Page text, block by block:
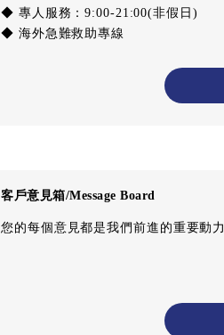
◆ 專人服務：9:00-21:00(非假日)
◆ 海外急難救助專線
客戶意見箱/Message Board
您的每個意見都是我們前進的重要動力